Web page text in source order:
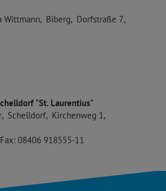
Wittmann Biberg
Dorfstraße 7
"St. Laurentius"
Schelldorf Kirchenweg 1
Fax: 08406 918555-11
pfarrei/schelldorf